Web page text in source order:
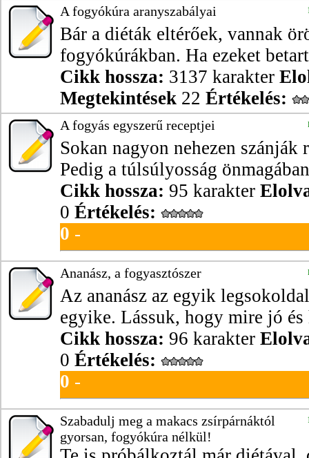
A fogyókúra aranyszabályai
Bár a diéták eltérőek, vannak
fogyókúrákban. Ha ezeket
Cikk hossza: 3137 karakter
Megtekintések 22 Értékelés:
A fogyás egyszerű receptjei
Sokan nagyon nehezen szánják
Pedig a túlsúlyosság
Cikk hossza: 95 karakter
0 Értékelés:
0 -
Ananász, a fogyasztószer
Az ananász az egyik
egyike. Lássuk, hogy mire jó
Cikk hossza: 96 karakter
0 Értékelés:
0 -
Szabadulj meg a makacs zsírpárnáktól
gyorsan, fogyókúra nélkül!